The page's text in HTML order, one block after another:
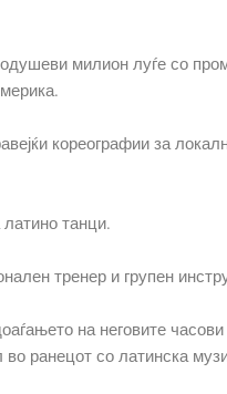
милион луѓе со
кореографии за
танци.
тренер и групен
на неговите часови
ранецот со латинска